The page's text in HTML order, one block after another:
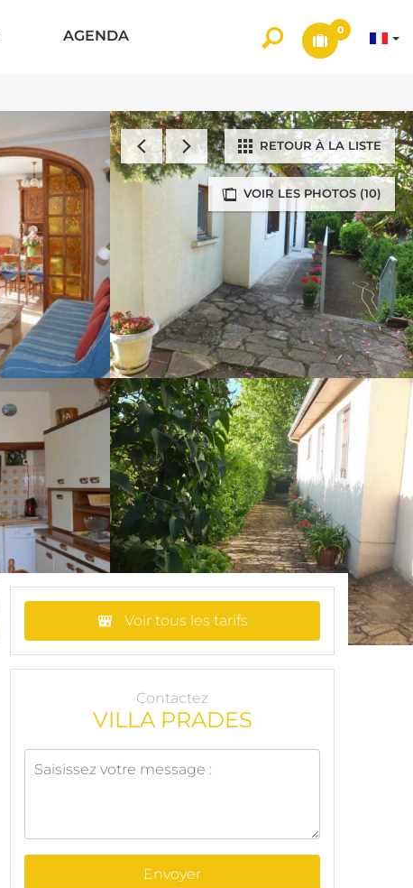
AGENDA 0
VOIR LES PHOTOS (10)
RETOUR À LA LISTE
Voir tous les tarifs
Contactez
VILLA PRADES
Envoyer